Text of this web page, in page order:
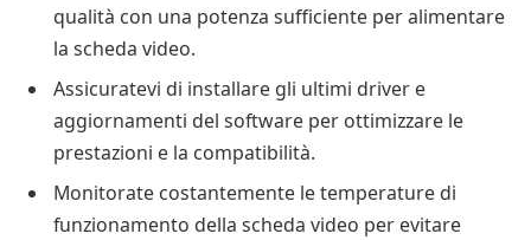
qualità con una potenza sufficiente per alimentare
la scheda video.
Assicuratevi di installare gli ultimi driver e
aggiornamenti del software per ottimizzare le
prestazioni e la compatibilità.
Monitorate costantemente le temperature di
funzionamento della scheda video per evitare